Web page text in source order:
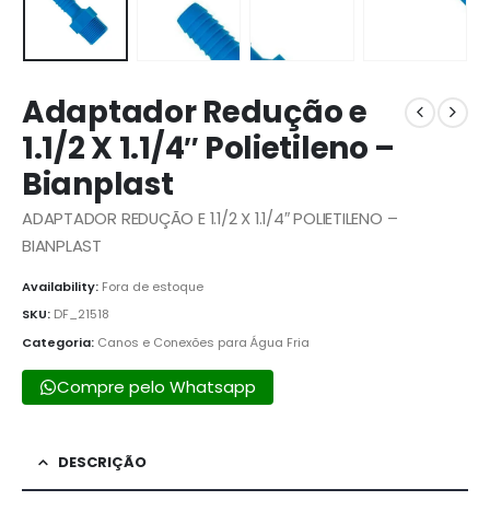
Adaptador Redução e
1.1/2 X 1.1/4″ Polietileno –
Bianplast
ADAPTADOR REDUÇÃO E 1.1/2 X 1.1/4″ POLIETILENO –
BIANPLAST
Availability: Fora de estoque
SKU: DF_21518
Categoria: Canos e Conexões para Água Fria
Compre pelo Whatsapp
DESCRIÇÃO